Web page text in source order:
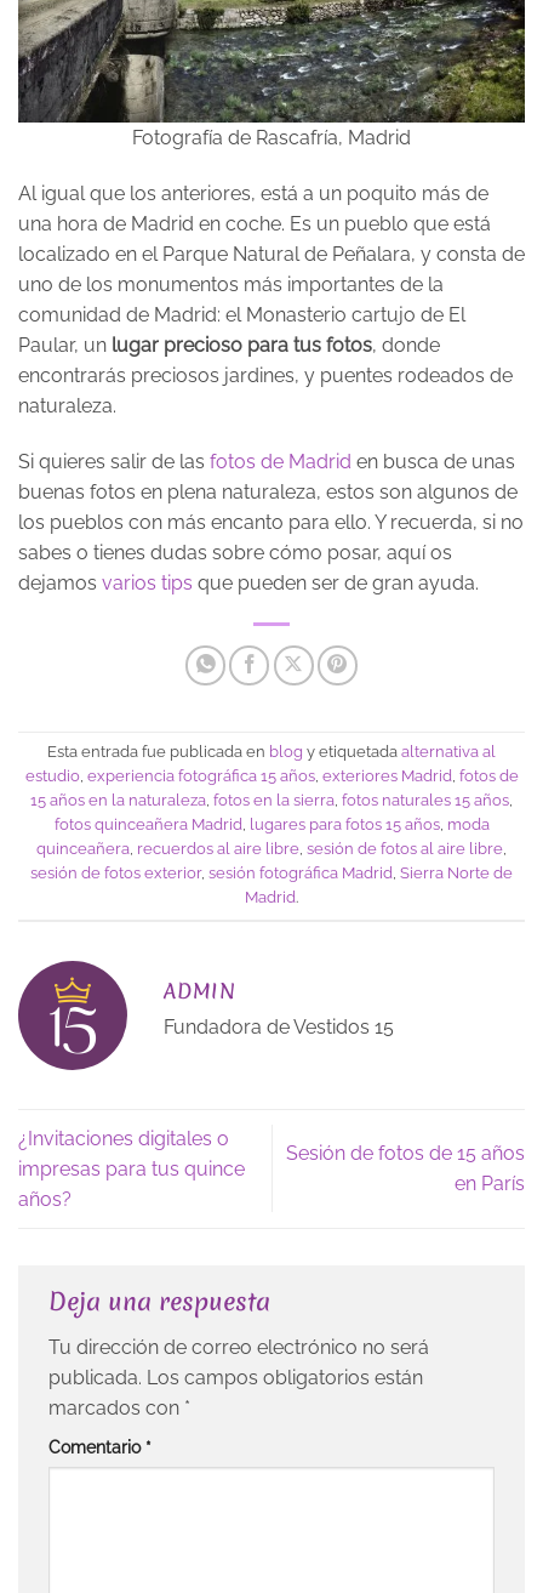
Fotografía de Rascafría, Madrid
Al igual que los anteriores, está a un poquito más de
una hora de Madrid en coche. Es un pueblo que está
localizado en el Parque Natural de Peñalara, y consta de
uno de los monumentos más importantes de la
comunidad de Madrid: el Monasterio cartujo de El
Paular, un lugar precioso para tus fotos, donde
encontrarás preciosos jardines, y puentes rodeados de
naturaleza.
Si quieres salir de las fotos de Madrid en busca de unas
buenas fotos en plena naturaleza, estos son algunos de
los pueblos con más encanto para ello. Y recuerda, si no
sabes o tienes dudas sobre cómo posar, aquí os
dejamos varios tips que pueden ser de gran ayuda.
Esta entrada fue publicada en blog y etiquetada alternativa al
estudio, experiencia fotográfica 15 años, exteriores Madrid fotos de
15 años en la naturaleza fotos en la sierra fotos naturales 15 años
fotos quinceañera Madrid
lugares para fotos 15 años, moda
quinceañera recuerdos al aire libre sesión de fotos al aire libre
sesión de fotos exterior, sesión fotográfica Madrid Sierra Norte de
Madrid .
ADMIN
Fundadora de Vestidos 15
¿Invitaciones digitales o
impresas para tus quince
años?
Sesión de fotos de 15 años
en París
Deja una respuesta
Tu dirección de correo electrónico no será
publicada. Los campos obligatorios están
marcados con *
Comentario *